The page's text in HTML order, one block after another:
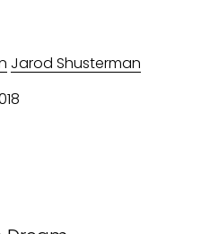
Jarod Shusterman